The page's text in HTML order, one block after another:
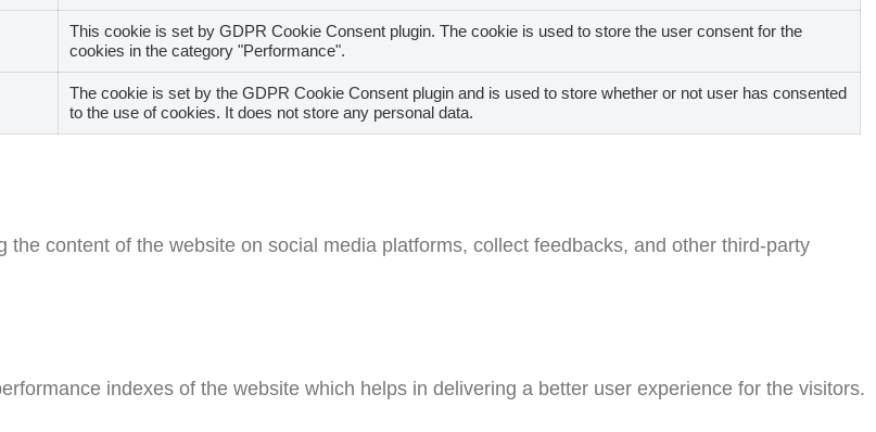
This cookie is set by GDPR Cookie Consent plugin. The cookie is used to store the user consent for the
cookies in the category "Performance".
The cookie is set by the GDPR Cookie Consent plugin and is used to store whether or not user has consented
to the use of cookies. It does not store any personal data.
content of the website on social media platforms, collect feedbacks, and other third-party
indexes of the website which helps in delivering a better user experience for the visitors.